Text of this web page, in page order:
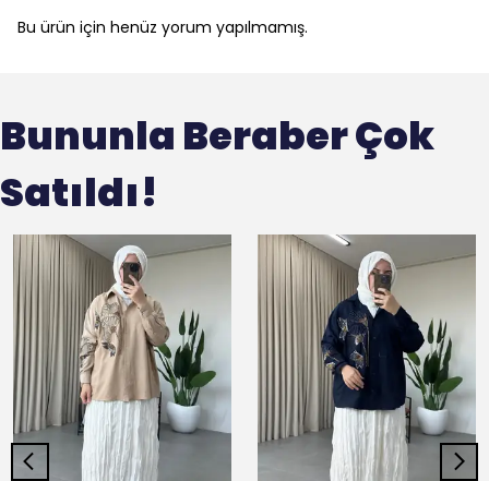
Bu ürün için henüz yorum yapılmamış.
Bununla Beraber Çok
Satıldı!